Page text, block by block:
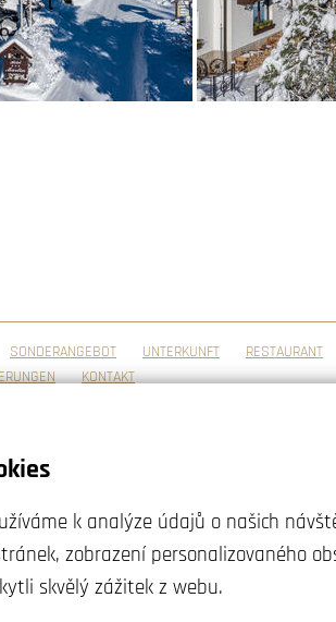
SONDERANGEBOT UNTERKUNFT RESTAURANT
KONTAKT
Svatý Petr
603 515 777
k analýze údajů o našich
zobrazení personalizovaného
skvělý zážitek z webu.